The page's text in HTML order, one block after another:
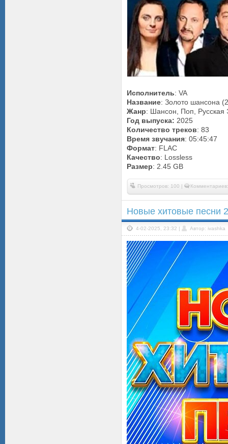
Исполнитель: VA
Название: Золото шансона
Жанр: Шансон, Поп, Русская
Год выпуска: 2025
Количество треков: 83
Время звучания: 05:45:47
Формат: FLAC
Качество: Lossless
Размер: 2.45 GB
Просмотров: 100 |
Новые хитовые песни
4-02-2025, 23:32 | Автор: ivashka